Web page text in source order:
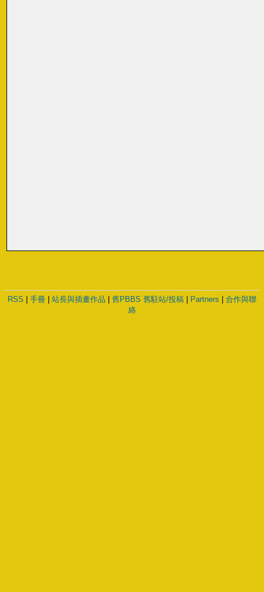
RSS 手冊 站長與插畫作品 舊PBBS 舊駐站/投稿 Partners
合作與聯
絡